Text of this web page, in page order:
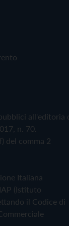
all'editoria
n. 70.
del comma 2
Italiana
(Istituto
il Codice di